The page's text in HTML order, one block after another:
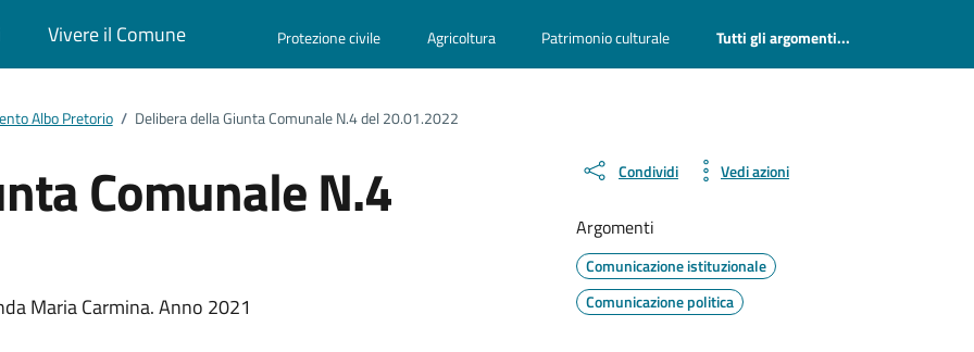
Vivere il Comune Protezione civile Agricoltura Patrimonio culturale Tutti gli argomenti...
Albo Pretorio / Delibera della Giunta Comunale N.4 del 20.01.2022
Comunale N.4
Maria Carmina. Anno 2021
Condividi Vedi azioni
Argomenti
Comunicazione istituzionale
Comunicazione politica